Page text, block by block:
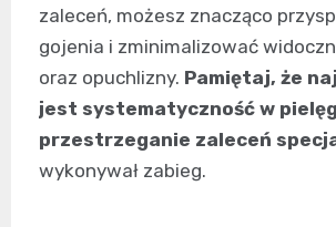
zaleceń, możesz znacząco
gojenia i zminimalizować
oraz opuchlizny. Pamiętaj, że
jest systematyczność w
przestrzeganie zaleceń
wykonywał zabieg.